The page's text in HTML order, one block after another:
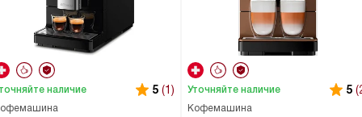
наличие 5 (1)
Кофемашина
Уточняйте наличие 5